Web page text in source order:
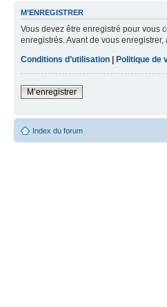
M’ENREGISTRER
Vous devez être enregistré pour vous
enregistrés. Avant de vous
Conditions d’utilisation | Politique de
M’enregistrer
Index du forum